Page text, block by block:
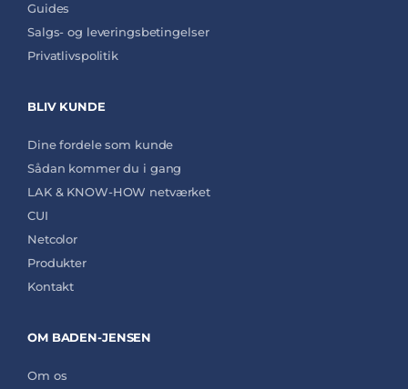
Guides
Salgs- og leveringsbetingelser
Privatlivspolitik
BLIV KUNDE
Dine fordele som kunde
Sådan kommer du i gang
LAK & KNOW-HOW netværket
CUI
Netcolor
Produkter
Kontakt
OM BADEN-JENSEN
Om os